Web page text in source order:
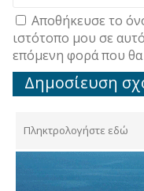
Αποθήκευσε το
ιστότοπο μου σε
επόμενη φορά που